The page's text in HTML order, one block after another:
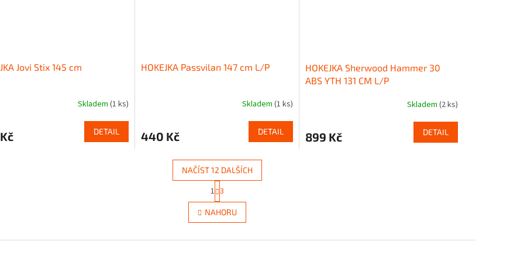
Jovi Stix 145 cm
Skladem (1 ks)
DETAIL
HOKEJKA Passvilan 147 cm L/P
Skladem (1 ks)
440 Kč DETAIL
HOKEJKA Sherwood Hammer 30
ABS YTH 131 CM L/P
Skladem (2 ks)
899 Kč DETAIL
O
v
l
d
NAČÍST 12 DALŠÍCH
t
r
á
n
1 3
NAHORU